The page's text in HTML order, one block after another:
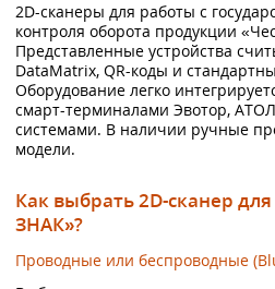
2D-сканеры для работы с
контроля оборота продукции
Представленные устройства
DataMatrix, QR-коды и
Оборудование легко
смарт-терминалами Эвотор,
системами. В наличии ручные
модели.
Как выбрать 2D-сканер
ЗНАК»?
Проводные или беспроводные